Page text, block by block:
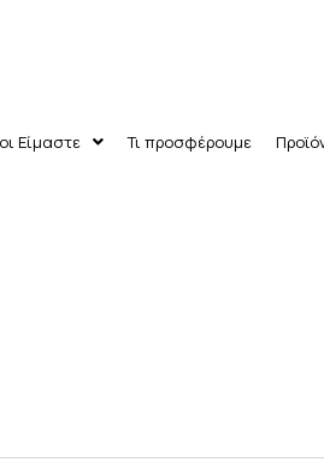
Είμαστε Τι προσφέρουμε